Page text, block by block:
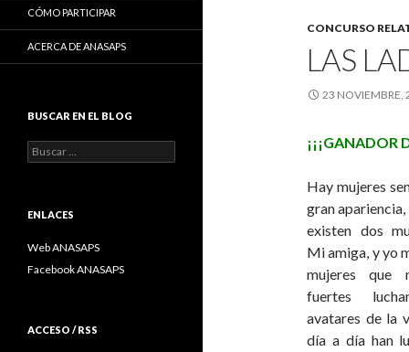
CONCURSO
LAS
23 NOVIEMBRE,
¡¡¡GANADOR
Hay mujeres
gran
existen dos
Mi amiga, y yo
mujeres que
fuertes
avatares de la
día a día han
CÓMO PARTICIPAR
ACERCA DE ANASAPS
BUSCAR EN EL BLOG
Buscar:
ENLACES
Web ANASAPS
Facebook ANASAPS
ACCESO / RSS